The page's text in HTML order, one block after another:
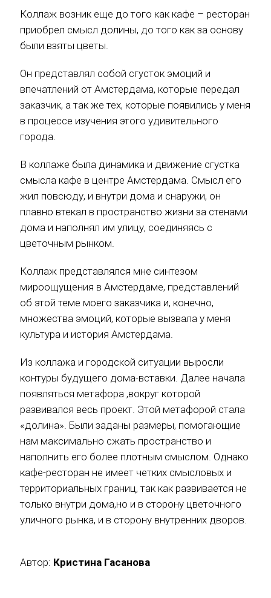
Коллаж возник еще до того как кафе – ресторан
приобрел смысл долины, до того как за основу
были взяты цветы.
Он представлял собой сгусток эмоций и
впечатлений от Амстердама, которые передал
заказчик, а так же тех, которые появились у меня
в процессе изучения этого удивительного
города.
В коллаже была динамика и движение сгустка
смысла кафе в центре Амстердама. Смысл его
жил повсюду, и внутри дома и снаружи, он
плавно втекал в пространство жизни за стенами
дома и наполнял им улицу, соединяясь с
цветочным рынком.
Коллаж представлялся мне синтезом
мироощущения в Амстердаме, представлений
об этой теме моего заказчика и, конечно,
множества эмоций, которые вызвала у меня
культура и история Амстердама.
Из коллажа и городской ситуации выросли
контуры будущего дома-вставки. Далее начала
появляться метафора ,вокруг которой
развивался весь проект. Этой метафорой стала
«долина». Были заданы размеры, помогающие
нам максимально сжать пространство и
наполнить его более плотным смыслом. Однако
кафе-ресторан не имеет четких смысловых и
территориальных границ, так как развивается не
только внутри дома,но и в сторону цветочного
уличного рынка, и в сторону внутренних дворов.
Автор: Кристина Гасанова